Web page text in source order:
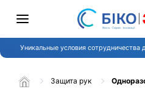
Уникальные условия сотрудничества
Защита рук